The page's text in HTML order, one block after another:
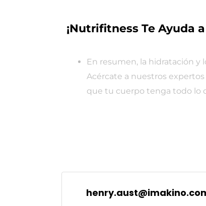
¡Nutrifitness Te Ayuda
En resumen, la hidratación y
Acércate a nuestros
que tu cuerpo tenga todo lo